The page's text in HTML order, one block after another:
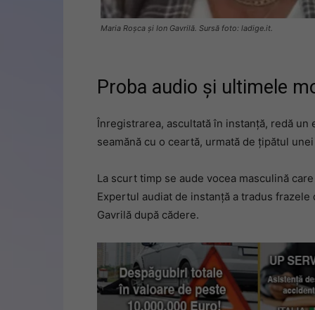
Maria Roșca și Ion Gavrilă. Sursă foto: ladige.it.
Proba audio și ultimele
Înregistrarea, ascultată în instanță, redă
seamănă cu o ceartă, urmată de țipătul
La scurt timp se aude vocea masculină
Expertul audiat de instanță a tradus
Gavrilă după cădere.